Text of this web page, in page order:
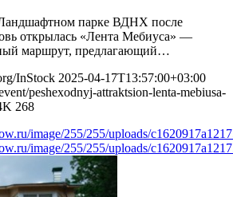
Ландшафтном парке ВДНХ после
открылась «Лента Мебиуса» ―
маршрут, предлагающий…
InStock 2025-04-17T13:57:00+03:00
peshexodnyj-attraktsion-lenta-mebiusa-
268
image/255/255/uploads/
image/255/255/uploads/